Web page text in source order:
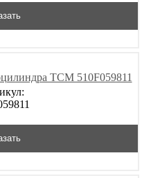
TCM 510F059811